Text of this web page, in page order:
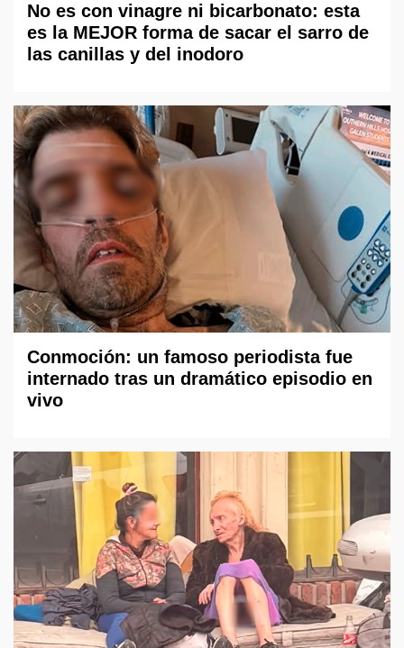
No es con vinagre ni bicarbonato: esta
es la MEJOR forma de sacar el sarro de
las canillas y del inodoro
Conmoción: un famoso periodista fue
internado tras un dramático episodio en
vivo